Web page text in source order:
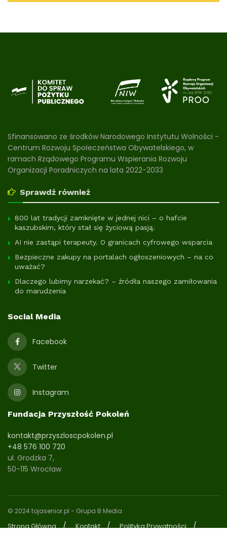
Sfinansowano ze środków Narodowego Instytutu Wolności -
Centrum Rozwoju Społeczeństwa Obywatelskiego, w
ramach Rządowego Programu Wspierania Rozwoju
Organizacji Poradniczych na lata 2022-2033
Sprawdź również
800 lat tradycji zamknięte w jednej nici – o hafcie
kaszubskim, który stał się życiową pasją.
AI nie zastąpi terapeuty. O granicach cyfrowego wsparcia
Bezpieczne zakupy na portalach ogłoszeniowych – na co
uważać?
Dlaczego lubimy narzekać? – źródła naszego zamiłowania
do marudzenia
Social Media
Facebook
Twitter
Instagram
Fundacja Przyszłość Pokoleń
kontakt@przyszloscpokolen.pl
+48 576 100 720
ul. Grodzka 7,
50-115 Wrocław
© 2024 tojasenior.pl - Grupa B Media
Strona Główna Kontakt
Polityka Prywatności